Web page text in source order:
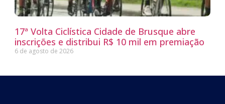
17ª Volta Ciclística Cidade de Brusque abre
inscrições e distribui R$ 10 mil em premiação
6 de agosto de 2026